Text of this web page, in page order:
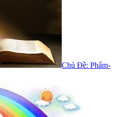
Chủ Đề: Phẩm-